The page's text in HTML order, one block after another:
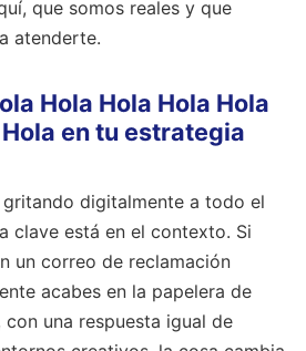
que somos reales y que
atenderte.
Hola Hola Hola Hola
en tu estrategia
digitalmente a todo el
clave está en el contexto. Si
un correo de reclamación
acabes en la papelera de
una respuesta igual de